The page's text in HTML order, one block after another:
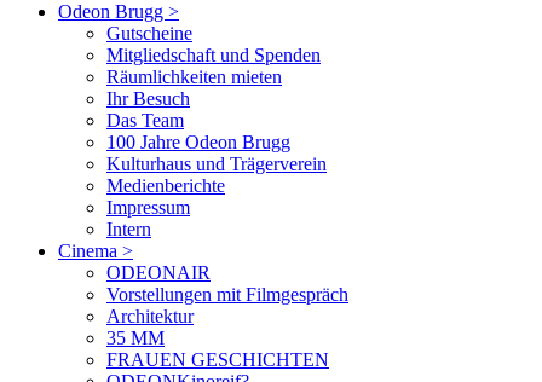
Odeon Brugg >
Gutscheine
Mitgliedschaft und Spenden
Räumlichkeiten mieten
Ihr Besuch
Das Team
100 Jahre Odeon Brugg
Kulturhaus und Trägerverein
Medienberichte
Impressum
Intern
Cinema >
ODEONAIR
Vorstellungen mit Filmgespräch
Architektur
35 MM
FRAUEN GESCHICHTEN